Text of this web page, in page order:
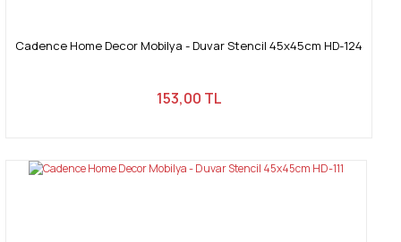
Cadence Home Decor Mobilya - Duvar Stencil 45x45cm HD-124
153,00 TL